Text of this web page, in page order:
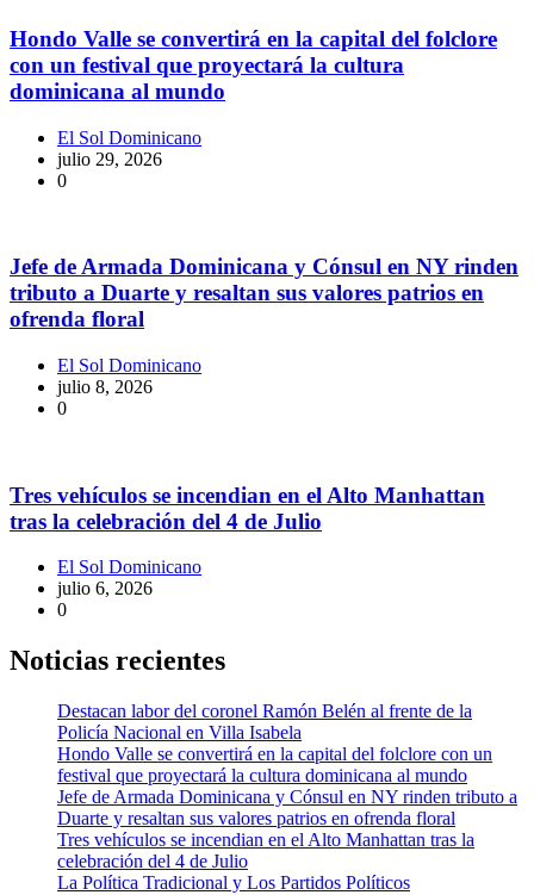
Hondo Valle se convertirá en la capital del folclore
con un festival que proyectará la cultura
dominicana al mundo
El Sol Dominicano
julio 29, 2026
0
Jefe de Armada Dominicana y Cónsul en NY rinden
tributo a Duarte y resaltan sus valores patrios en
ofrenda floral
El Sol Dominicano
julio 8, 2026
0
Tres vehículos se incendian en el Alto Manhattan
tras la celebración del 4 de Julio
El Sol Dominicano
julio 6, 2026
0
Noticias recientes
Destacan labor del coronel Ramón Belén al frente de la
Policía Nacional en Villa Isabela
Hondo Valle se convertirá en la capital del folclore con un
festival que proyectará la cultura dominicana al mundo
Jefe de Armada Dominicana y Cónsul en NY rinden tributo a
Duarte y resaltan sus valores patrios en ofrenda floral
Tres vehículos se incendian en el Alto Manhattan tras la
celebración del 4 de Julio
La Política Tradicional y Los Partidos Políticos